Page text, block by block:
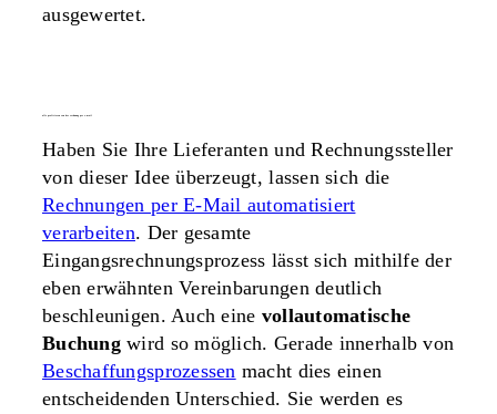
ausgewertet.
Haben Sie Ihre Lieferanten und Rechnungssteller
von dieser Idee überzeugt, lassen sich die
Rechnungen per E-Mail automatisiert
verarbeiten. Der gesamte
Eingangsrechnungsprozess lässt sich mithilfe der
eben erwähnten Vereinbarungen deutlich
beschleunigen. Auch eine vollautomatische
Buchungwird so möglich. Gerade innerhalb von
Beschaffungsprozessen macht dies einen
entscheidenden Unterschied. Sie werden es